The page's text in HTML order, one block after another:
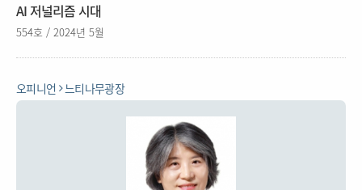
AI 저널리즘 시대
554호 / 2024년 5월
오피니언 느티나무광장